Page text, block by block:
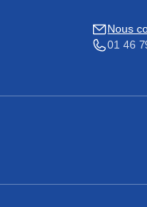
Nous
01 46